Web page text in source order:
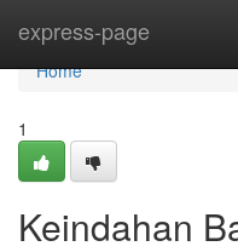
express-page
Home
Home
1
Keindahan